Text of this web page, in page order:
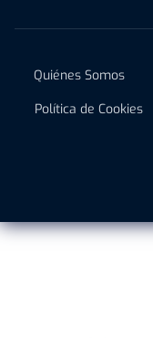
Quiénes Somos
Política de Cookies